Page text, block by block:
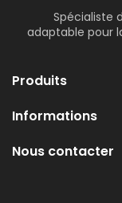
Spécialiste
adaptable pour
Produits
Informations
Nous contacter